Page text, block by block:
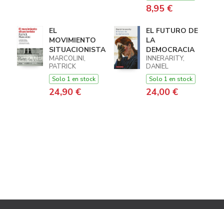
8,95 €
EL
MOVIMIENTO
SITUACIONISTA
MARCOLINI,
PATRICK
Solo 1 en stock
24,90 €
EL FUTURO DE
LA
DEMOCRACIA
INNERARITY,
DANIEL
Solo 1 en stock
24,00 €